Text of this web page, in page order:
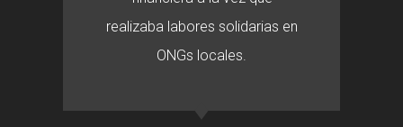
realizaba labores solidarias en
ONGs locales.